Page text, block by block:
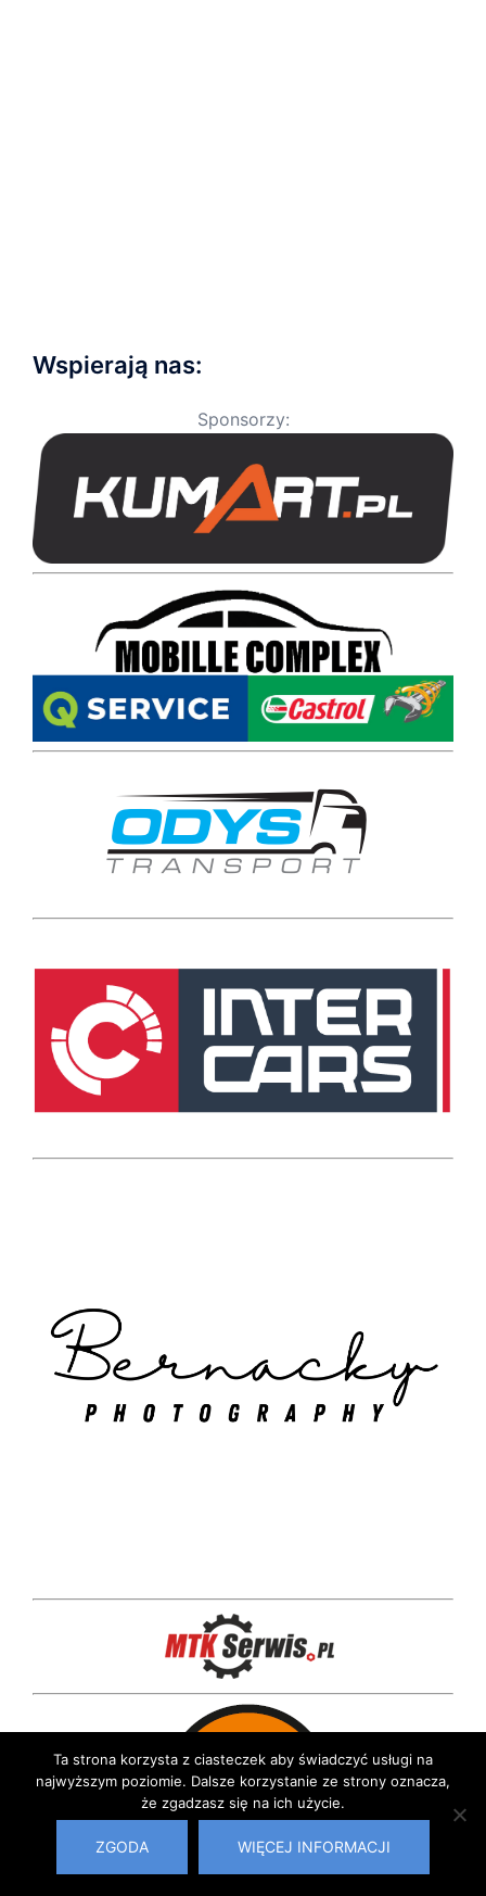
Wspierają nas:
Sponsorzy:
Ta strona korzysta z ciasteczek aby świadczyć usługi na
najwyższym poziomie. Dalsze korzystanie ze strony oznacza,
że zgadzasz się na ich użycie.
ZGODA WIĘCEJ INFORMACJI